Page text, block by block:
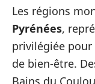
Les régions
Pyrénées,
privilégiée
de bien-être.
Bains du